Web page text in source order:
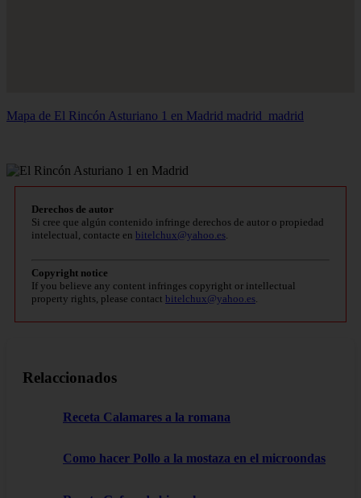
Mapa de El Rincón Asturiano 1 en Madrid madrid_madrid
Derechos de autor
Si cree que algún contenido infringe derechos de autor o propiedad
intelectual, contacte en bitelchux@yahoo.es
Copyright notice
If you believe any content infringes copyright or intellectual
property rights, please contact bitelchux@yahoo.es
Relaccionados
Receta Calamares a la romana
Como hacer Pollo a la mostaza en el microondas